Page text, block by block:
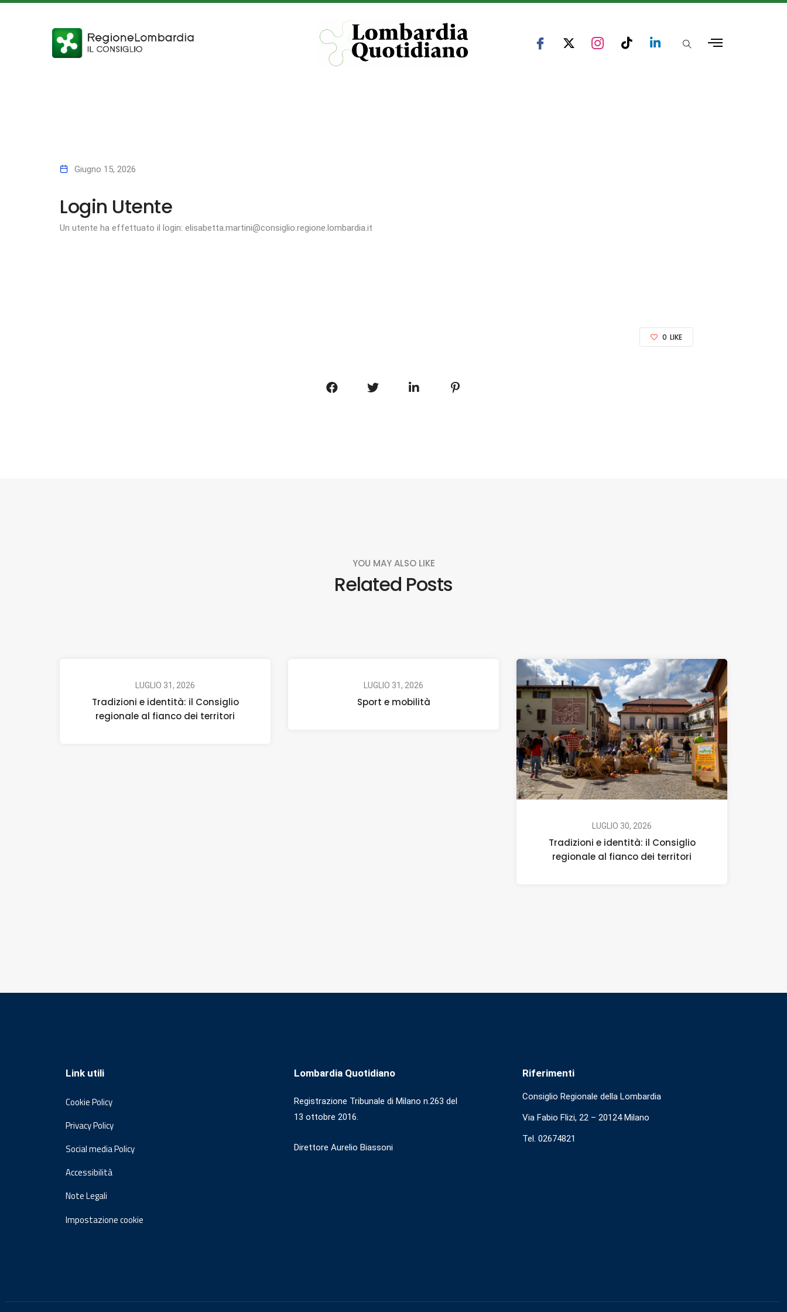
Giugno 15, 2026
Login Utente
Un utente ha effettuato il login: elisabetta.martini@consiglio.regione.lombardia.it
0 LIKE
YOU MAY ALSO LIKE
Related Posts
LUGLIO 31, 2026
Tradizioni e identità: il Consiglio
regionale al fianco dei territori
LUGLIO 31, 2026
Sport e mobilità
LUGLIO 30, 2026
Tradizioni e identità: il Consiglio
regionale al fianco dei territori
Link utili
Cookie Policy
Privacy Policy
Social media Policy
Accessibilità
Note Legali
Impostazione cookie
Lombardia Quotidiano
Registrazione Tribunale di Milano n.263 del
13 ottobre 2016.
Direttore Aurelio Biassoni
Riferimenti
Consiglio Regionale della Lombardia
Via Fabio Flizi, 22 – 20124 Milano
Tel. 02674821